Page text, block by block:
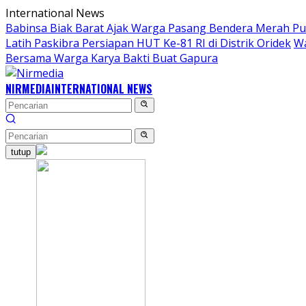
Langsung
ke
konten
International News
Babinsa Biak Barat Ajak Warga Pasang Bendera Merah
Latih Paskibra Persiapan HUT Ke-81 RI di Distrik Oridek
Bersama Warga Karya Bakti Buat Gapura
NIRMEDIAINTERNATIONAL NEWS
tutup